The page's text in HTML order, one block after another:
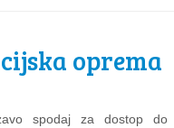
oprema
spodaj za dostop do